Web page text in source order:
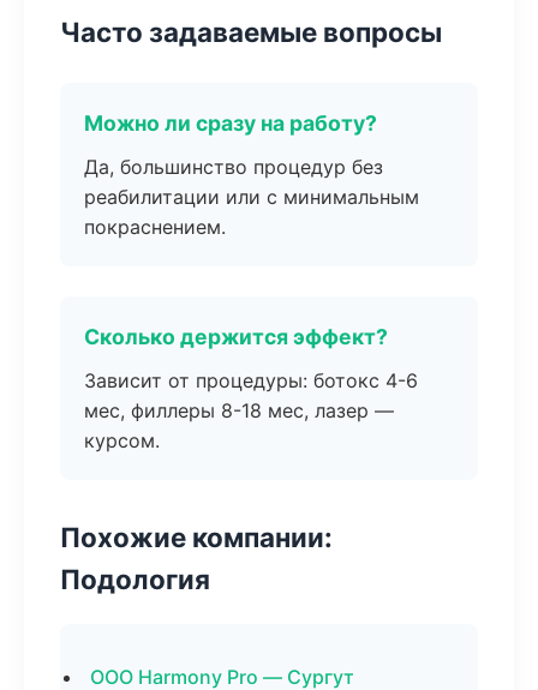
Часто задаваемые вопросы
Можно ли сразу на работу?
Да, большинство процедур без
реабилитации или с минимальным
покраснением.
Сколько держится эффект?
Зависит от процедуры: ботокс 4-6
мес, филлеры 8-18 мес, лазер —
курсом.
Похожие компании:
Подология
ООО Harmony Pro — Сургут